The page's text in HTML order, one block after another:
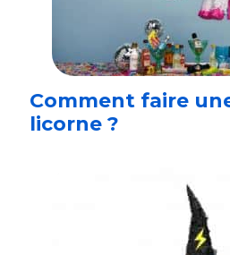
Comment faire
licorne ?